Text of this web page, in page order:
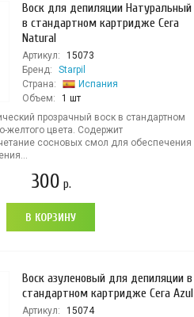
Воск для депиляции Натуральный
в стандартном картридже Cera
Natural
Артикул:
15073
Бренд:
Starpil
Страна:
Испания
Объем:
1 шт
прозрачный воск в стандартном
желтого цвета. Содержит
сосновых смол для обеспечения
300 р.
В КОРЗИНУ
Воск азуленовый для депиляции в
стандартном картридже Cera Azul
Артикул:
15074